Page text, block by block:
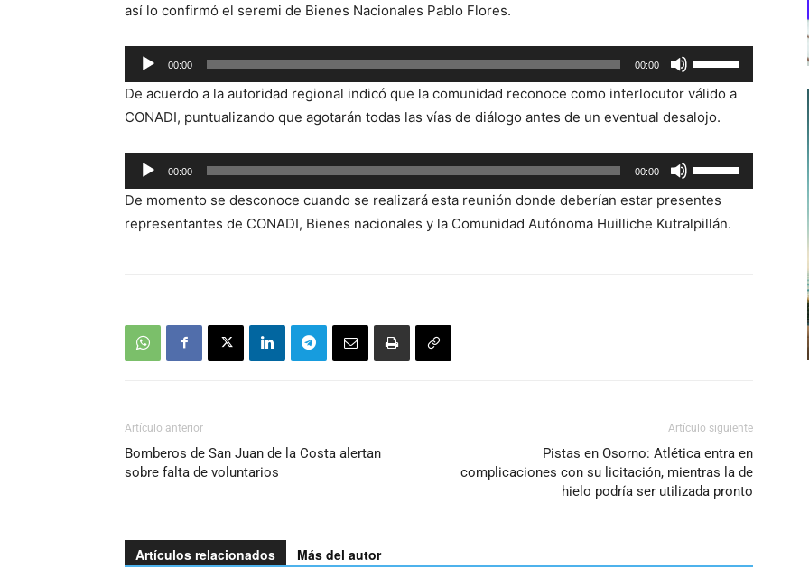
así lo confirmó el seremi de Bienes Nacionales Pablo Flores.
Reproductor
de
audio
00:00 00:00
las
teclas
de
flecha
arriba/abajo
para
aumentar
De acuerdo a la autoridad regional indicó que la comunidad reconoce como interlocutor válido a
CONADI, puntualizando que agotarán todas las vías de diálogo antes de un eventual desalojo.
Reproductor
de
audio
00:00 00:00
las
teclas
de
volumen.
De momento se desconoce cuando se realizará esta reunión donde deberían estar presentes
representantes de CONADI, Bienes nacionales y la Comunidad Autónoma Huilliche Kutralpillán.
Artículo anterior
Bomberos de San Juan de la Costa alertan
sobre falta de voluntarios
Artículo siguiente
Pistas en Osorno: Atlética entra en
complicaciones con su licitación, mientras la de
hielo podría ser utilizada pronto
Artículos relacionados Más del autor